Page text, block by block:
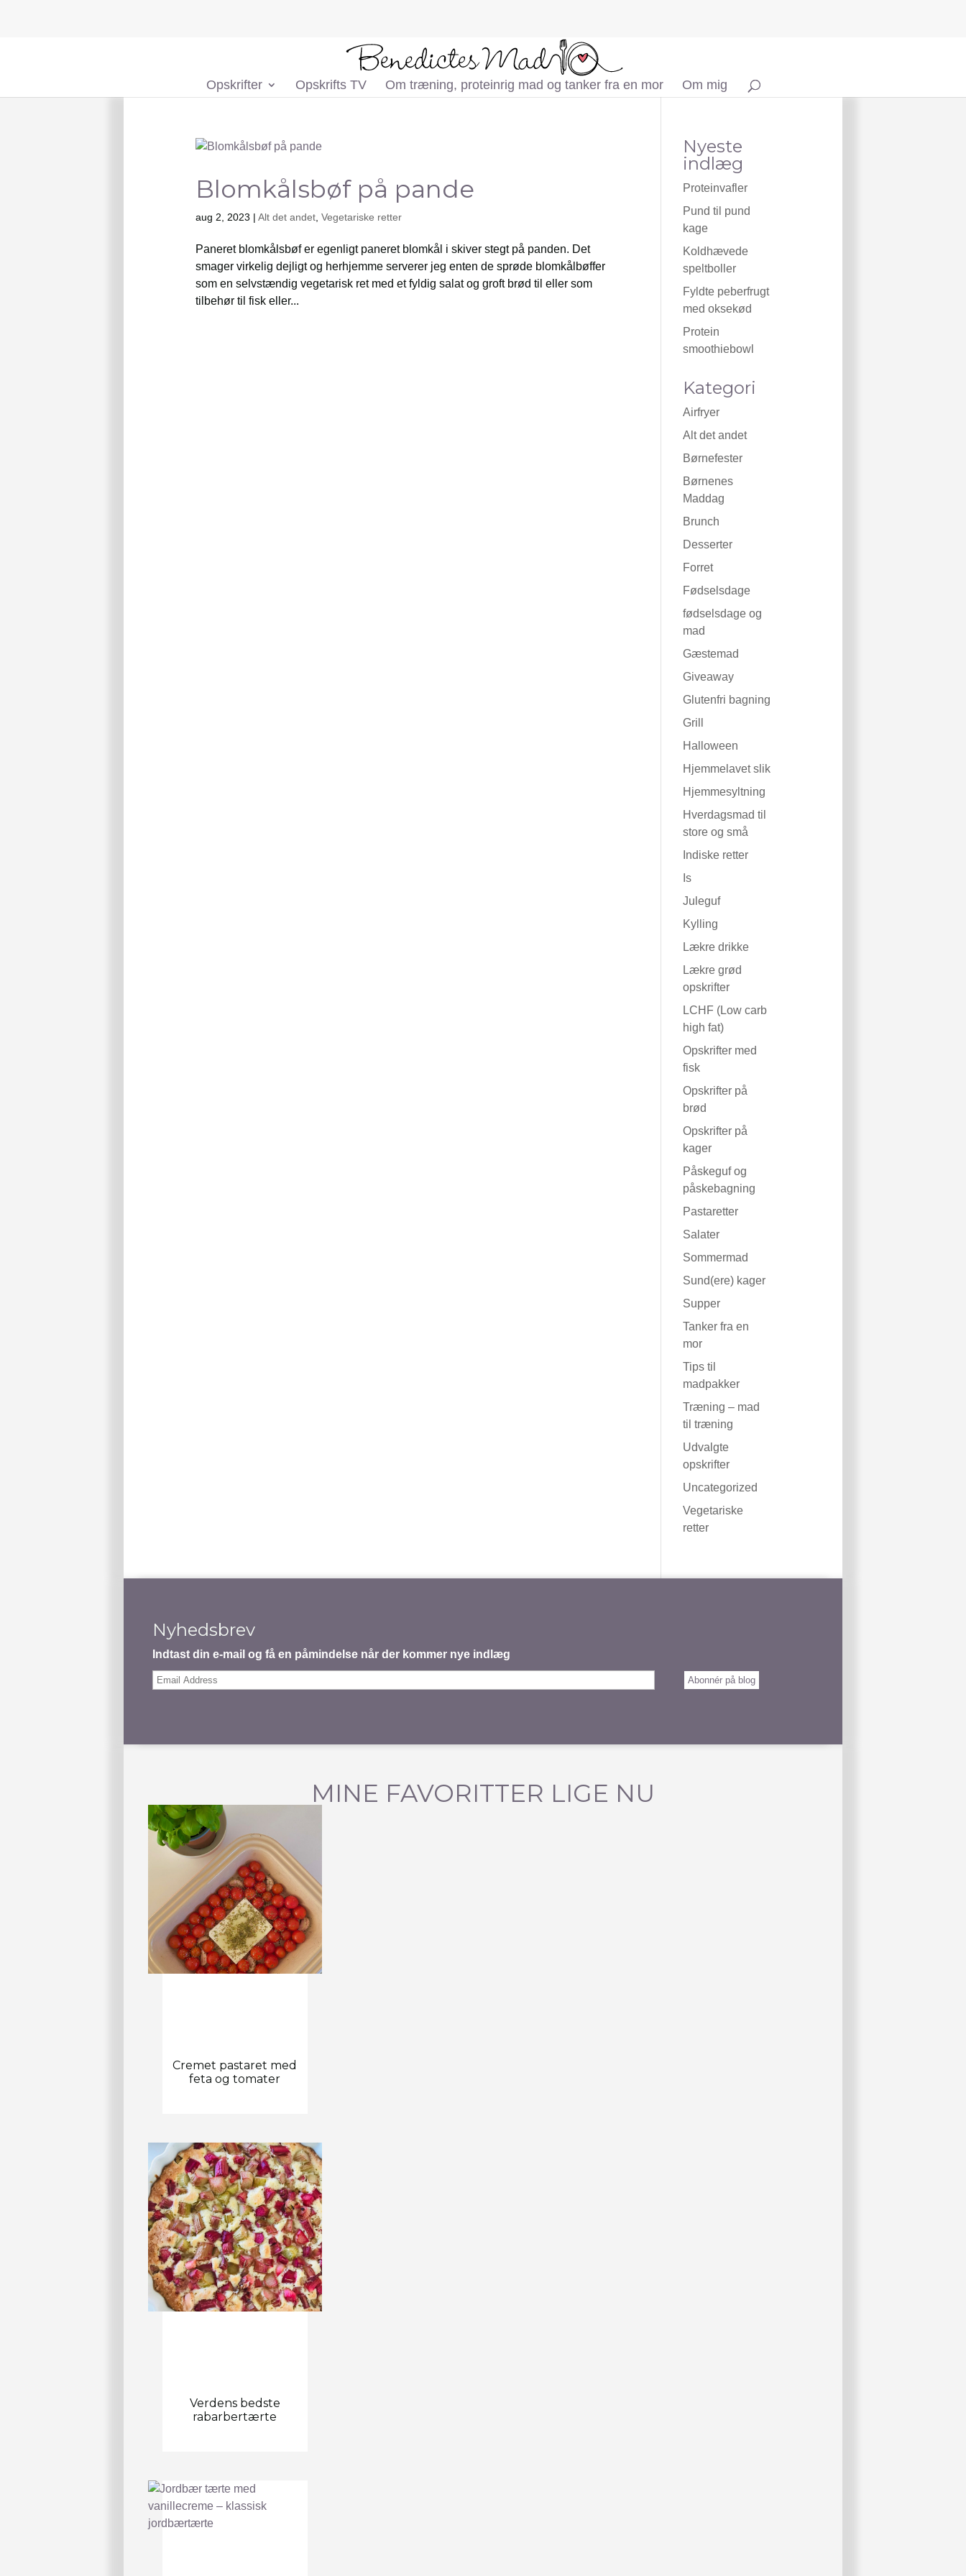
Opskrifter Opskrifts TV Om træning, proteinrig mad og tanker fra en mor Om mig
Blomkålsbøf på pande
aug 2, 2023 | Alt det andet Vegetariske retter
Paneret blomkålsbøf er egenligt paneret blomkål i skiver stegt på panden. Det
smager virkelig dejligt og herhjemme serverer jeg enten de sprøde blomkålbøffer
som en selvstændig vegetarisk ret med et fyldig salat og groft brød til eller som
tilbehør til fisk eller...
Nyeste
indlæg
Proteinvafler
Pund til pund
kage
Koldhævede
speltboller
Fyldte peberfrugt
med oksekød
Protein
smoothiebowl
Kategori
Airfryer
Alt det andet
Børnefester
Børnenes
Maddag
Brunch
Desserter
Forret
Fødselsdage
fødselsdage og
mad
Gæstemad
Giveaway
Glutenfri bagning
Grill
Halloween
Hjemmelavet slik
Hjemmesyltning
Hverdagsmad til
store og små
Indiske retter
Is
Juleguf
Kylling
Lækre drikke
Lækre grød
opskrifter
LCHF (Low carb
high fat)
Opskrifter med
fisk
Opskrifter på
brød
Opskrifter på
kager
Påskeguf og
påskebagning
Pastaretter
Salater
Sommermad
Sund(ere) kager
Supper
Tanker fra en
mor
Tips til
madpakker
Træning – mad
til træning
Udvalgte
opskrifter
Uncategorized
Vegetariske
retter
Nyhedsbrev
Indtast din e-mail og få en påmindelse når der kommer nye indlæg
Email
Abonnér på blog
MINE FAVORITTER LIGE NU
Cremet pastaret med
feta og tomater
Verdens bedste
rabarbertærte